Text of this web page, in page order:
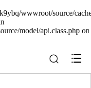
wwwroot/source/
model/api.class.php on